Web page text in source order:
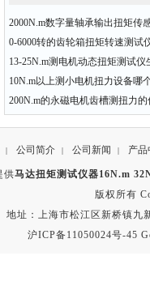
2000N.m数字量轴承输出扭矩传
0-6000转的齿轮箱扭矩转速测试
13-25N.m测电机动态扭矩测试仪
10N.m以上测小电机扭力设备哪
200N.m的永磁电机齿槽测扭力
| 公司简介 | 公司新闻 | 产品
供马达扭矩测试仪器16N.m
版权所有
地址：上海市松江区新桥镇九
沪ICP备11050024号-45